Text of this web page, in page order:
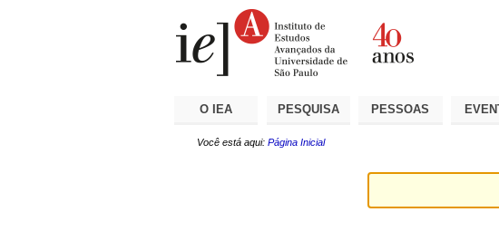
O IEA PESQUISA PESSOAS
Você está aqui: Página Inicial